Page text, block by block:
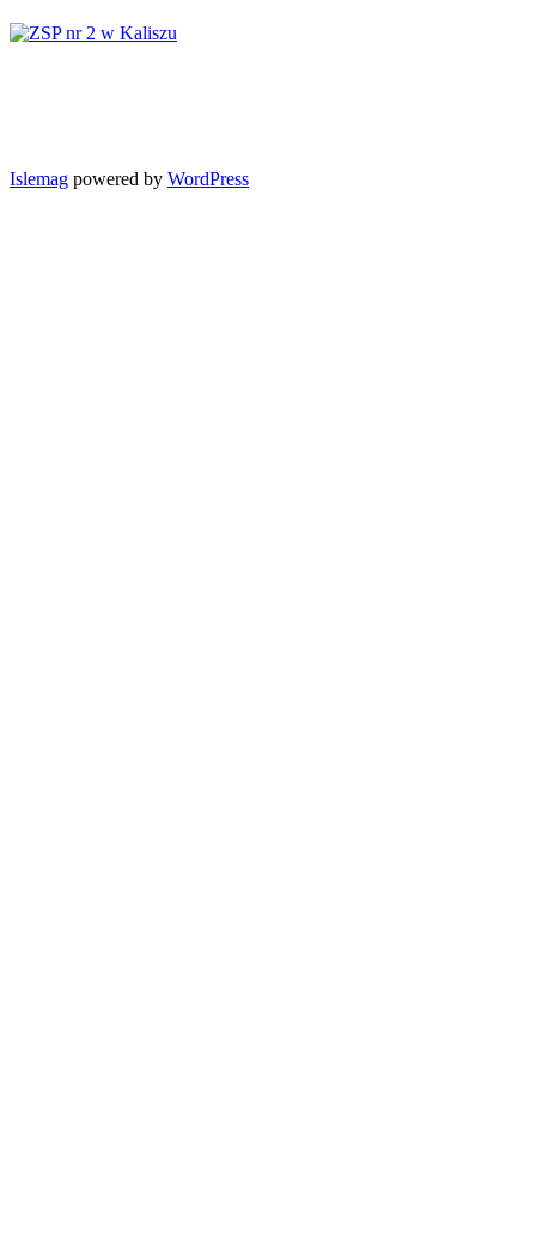
Islemag powered by WordPress